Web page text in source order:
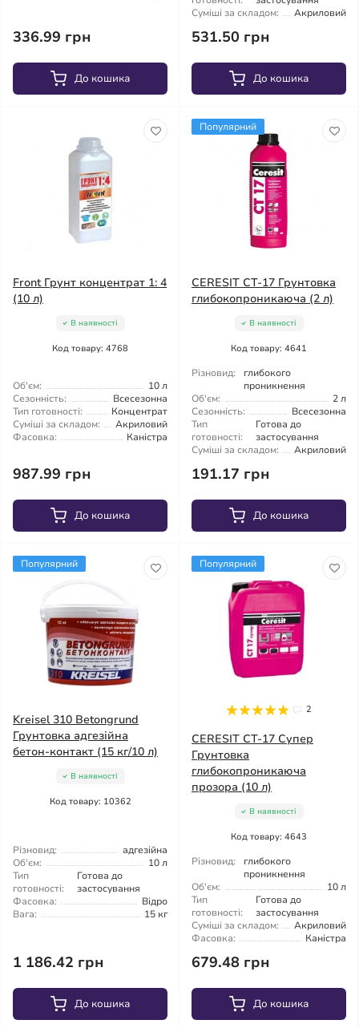
336.99 грн
До кошика
Суміші за складом:
Акриловий
531.50 грн
До кошика
Front Грунт концентрат 1: 4
(10 л)
В наявності
Код товару: 4768
Об'єм:
10 л
Сезонність:
Всесезонна
Тип готовності:
Концентрат
Суміші за складом:
Акриловий
Фасовка:
Каністра
987.99 грн
До кошика
Популярний
CERESIT CT-17 Грунтовка
глибокопроникаюча (2 л)
В наявності
Код товару: 4641
Різновид:
глибокого
проникнення
Об'єм:
2 л
Сезонність:
Всесезонна
Тип
готовності:
Готова до
застосування
Суміші за складом:
Акриловий
191.17 грн
До кошика
Популярний
Kreisel 310 Betongrund
Грунтовка адгезійна
бетон-контакт (15 кг/10 л)
В наявності
Код товару: 10362
Різновид:
адгезійна
Об'єм:
10 л
Тип
готовності:
Готова до
застосування
Фасовка:
Відро
Вага:
15 кг
1 186.42 грн
До кошика
Популярний
2
CERESIT CT-17 Супер
Грунтовка
глибокопроникаюча
прозора (10 л)
В наявності
Код товару: 4643
Різновид:
глибокого
проникнення
Об'єм:
10 л
Тип
готовності:
Готова до
застосування
Суміші за складом:
Акриловий
Фасовка:
Каністра
679.48 грн
До кошика